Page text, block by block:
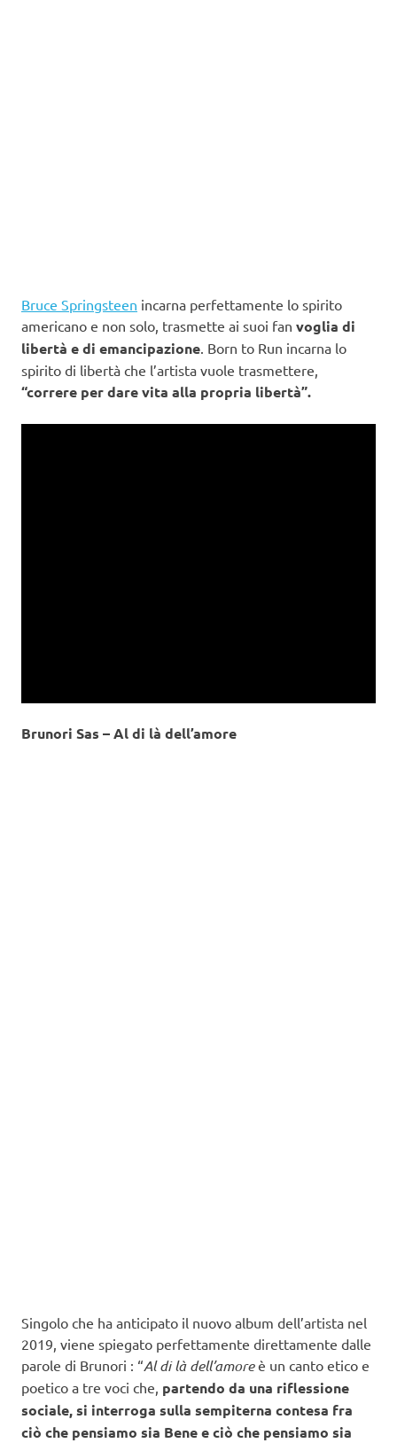
Bruce Springsteen incarna perfettamente lo spirito
americano e non solo, trasmette ai suoi fan voglia di
libertà e di emancipazione . Born to Run incarna lo
spirito di libertà che l’artista vuole trasmettere,
“correre per dare vita alla propria libertà”.
Brunori Sas – Al di là dell’amore
Singolo che ha anticipato il nuovo album dell’artista nel
2019, viene spiegato perfettamente direttamente dalle
parole di Brunori : “Al di là dell’amoreè un canto etico e
poetico a tre voci che, partendo da una riflessione
sociale, si interroga sulla sempiterna contesa fra
ciò che pensiamo sia Bene e ciò che pensiamo sia